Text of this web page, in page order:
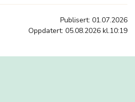
Publisert: 01.07.2026
Oppdatert: 05.08.2026 kl.10:19